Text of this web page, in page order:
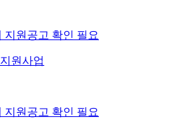
지원 공고 확인 필요
원사업
지원 공고 확인 필요